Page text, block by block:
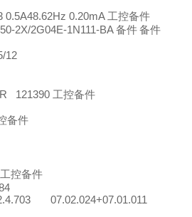
0.5A48.62Hz 0.20mA 工控备件
2X/2G04E-1N111-BA备件备件
12
121390 工控备件
备件
工控备件
07.02.024+07.01.011